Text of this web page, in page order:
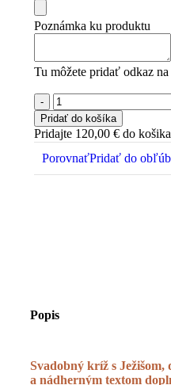
Poznámka ku produktu
Tu môžete pridať odkaz
Pridať do košíka
Pridajte 120,00 € do
PorovnaťPridať do
Popis
Svadobný kríž s
a nádherným textom